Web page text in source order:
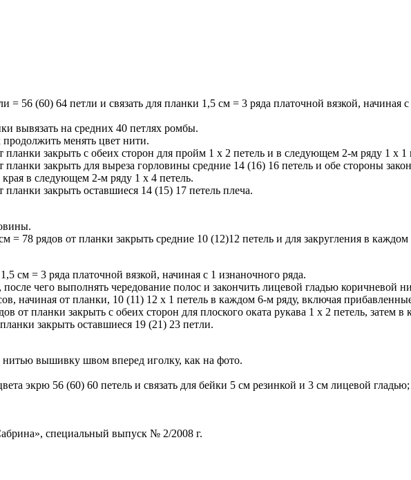
56 (60) 64 петли и связать для планки 1,5 см = 3 ряда платочной вязкой, начиная с
вывязать на средних 40 петлях ромбы.
менять цвет нити.
закрыть с обеих сторон для пройм 1 х 2 петель и в следующем 2-м ряду 1 х 1
закрыть для выреза горловины средние 14 (16) 16 петель и обе стороны
в следующем 2-м ряду 1 х 4 петель.
закрыть оставшиеся 14 (15) 17 петель плеча.
= 78 рядов от планки закрыть средние 10 (12)12 петель и для закругления в
см = 3 ряда платочной вязкой, начиная с 1 изнаночного ряда.
чего выполнять чередование полос и закончить лицевой гладью коричневой
начиная от планки, 10 (11) 12 х 1 петель в каждом 6-м ряду, включая
от планки закрыть с обеих сторон для плоского оката рукава 1 х 2 петель, затем
закрыть оставшиеся 19 (21) 23 петли.
вышивку швом вперед иголку, как на фото.
экрю 56 (60) 60 петель и связать для бейки 5 см резинкой и 3 см лицевой гладью;
специальный выпуск № 2/2008 г.